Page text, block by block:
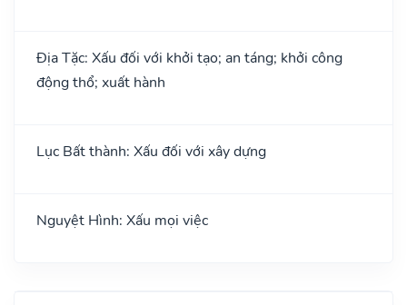
Địa Tặc: Xấu đối với khởi tạo; an táng; khởi công
động thổ; xuất hành
Lục Bất thành: Xấu đối với xây dựng
Nguyệt Hình: Xấu mọi việc